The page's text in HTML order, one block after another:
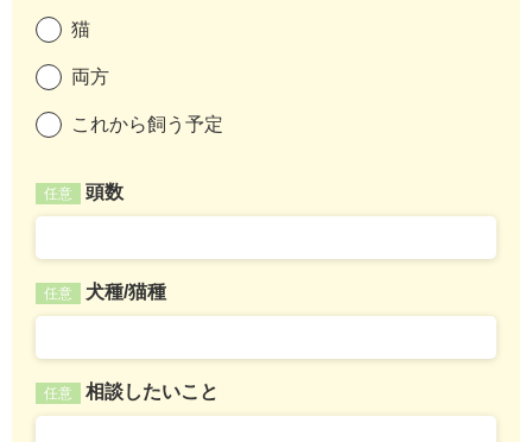
猫
両方
これから飼う予定
任意 頭数
任意 犬種/猫種
任意 相談したいこと